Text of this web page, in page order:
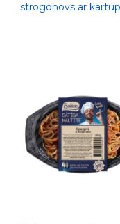
strogonovs ar